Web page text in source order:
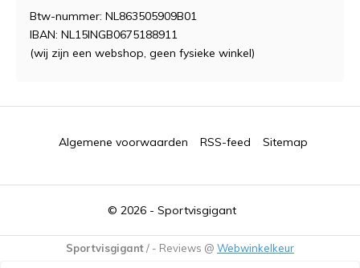
Btw-nummer: NL863505909B01
IBAN: NL15INGB0675188911
(wij zijn een webshop, geen fysieke winkel)
© 2026 - Sportvisgigant
Algemene voorwaarden RSS-feed Sitemap
Sportvisgigant/ - Reviews @ Webwinkelkeur